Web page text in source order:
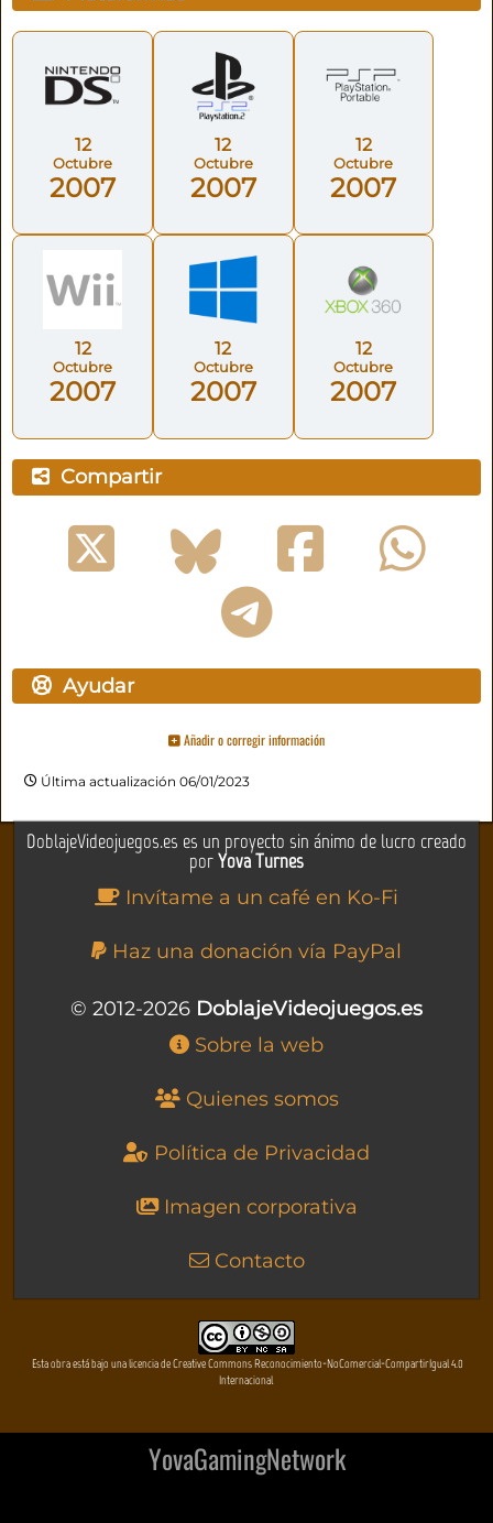
12
Octubre
2007
12
Octubre
2007
12
Octubre
2007
12
Octubre
2007
12
Octubre
2007
12
Octubre
2007
Compartir
Ayudar
Añadir o corregir información
Última actualización 06/01/2023
DoblajeVideojuegos.es es un proyecto sin ánimo de lucro creado
porYova Turnes
Invítame a un café en Ko-Fi
Haz una donación vía PayPal
© 2012-2026 DoblajeVideojuegos.es
Sobre la web
Quienes somos
Política de Privacidad
Imagen corporativa
Contacto
Esta obra está bajo una licencia de Creative Commons Reconocimiento-NoComercial-CompartirIgual 4.0
Internacional
YovaGamingNetwork